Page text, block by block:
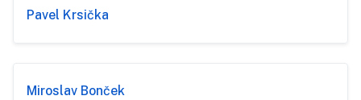
Pavel Krsička
Miroslav Bonček